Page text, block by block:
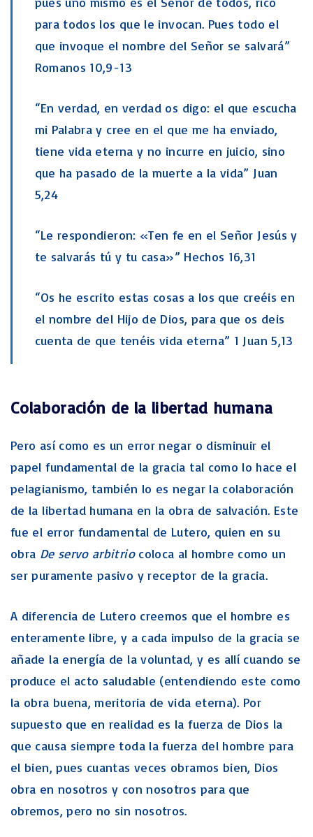
para todos los que le invocan. Pues todo el
que invoque el nombre del Señor se salvará”
Romanos 10,9-13
“En verdad, en verdad os digo: el que escucha
mi Palabra y cree en el que me ha enviado,
tiene vida eterna y no incurre en juicio, sino
que ha pasado de la muerte a la vida” Juan
5,24
“Le respondieron: «Ten fe en el Señor Jesús y
te salvarás tú y tu casa»” Hechos 16,31
“Os he escrito estas cosas a los que creéis en
el nombre del Hijo de Dios, para que os deis
cuenta de que tenéis vida eterna” 1 Juan 5,13
Colaboración de la libertad humana
Pero así como es un error negar o disminuir el
papel fundamental de la gracia tal como lo hace el
pelagianismo, también lo es negar la colaboración
de la libertad humana en la obra de salvación. Este
fue el error fundamental de Lutero, quien en su
obra De servo arbitriocoloca al hombre como un
ser puramente pasivo y receptor de la gracia.
A diferencia de Lutero creemos que el hombre es
enteramente libre, y a cada impulso de la gracia se
añade la energía de la voluntad, y es allí cuando se
produce el acto saludable (entendiendo este como
la obra buena, meritoria de vida eterna). Por
supuesto que en realidad es la fuerza de Dios la
que causa siempre toda la fuerza del hombre para
el bien, pues cuantas veces obramos bien, Dios
obra en nosotros y con nosotros para que
obremos, pero no sin nosotros.